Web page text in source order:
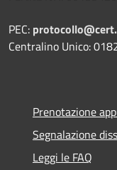
PEC:
Centralino Unico:
Prenotazione
Segnalazione
Leggi le FAQ